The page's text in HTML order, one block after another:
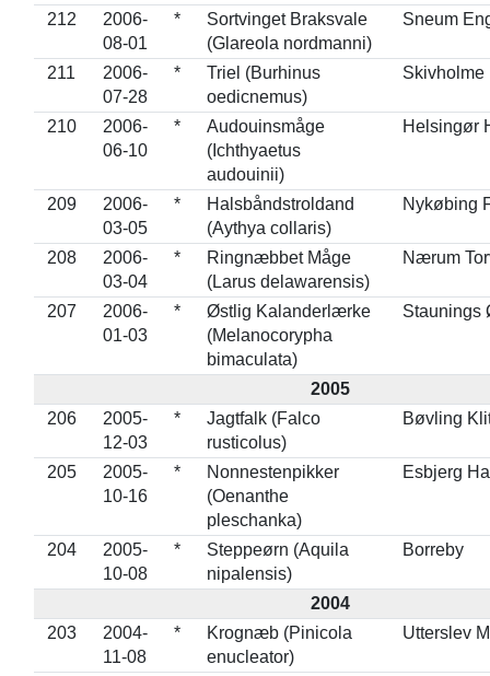
212
2006-
08-01
*
Sortvinget Braksvale
(Glareola nordmanni)
Sneum
211
2006-
07-28
*
Triel (Burhinus
oedicnemus)
Skivholme
210
2006-
06-10
*
Audouinsmåge
(Ichthyaetus
audouinii)
Helsingør
209
2006-
03-05
*
Halsbåndstroldand
(Aythya collaris)
Nykøbing
208
2006-
03-04
*
Ringnæbbet Måge
(Larus delawarensis)
Nærum
207
2006-
01-03
*
Østlig Kalanderlærke
(Melanocorypha
bimaculata)
Staunings
2005
206
2005-
12-03
*
Jagtfalk (Falco
rusticolus)
Bøvling
205
2005-
10-16
*
Nonnestenpikker
(Oenanthe
pleschanka)
Esbjerg
204
2005-
10-08
*
Steppeørn (Aquila
nipalensis)
Borreby
2004
203
2004-
11-08
*
Krognæb (Pinicola
enucleator)
Utterslev